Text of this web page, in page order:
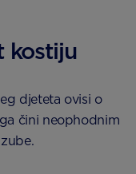
kostiju
djeteta ovisi o
čini neophodnim